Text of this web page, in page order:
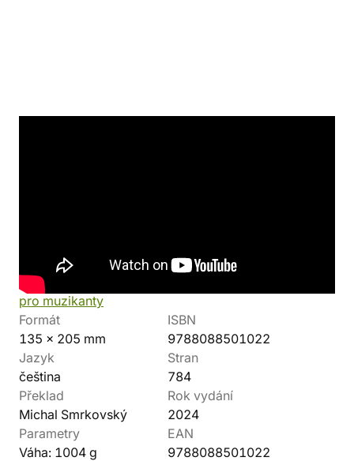
Kolekce
Hudební merch a věci
pro muzikanty
Vazba
Formát
135 x 205 mm
ISBN
9788088501022
Jazyk
čeština
Stran
784
Překlad
Michal Smrkovský
Rok vydání
2024
Parametry
Váha: 1004 g
EAN
9788088501022